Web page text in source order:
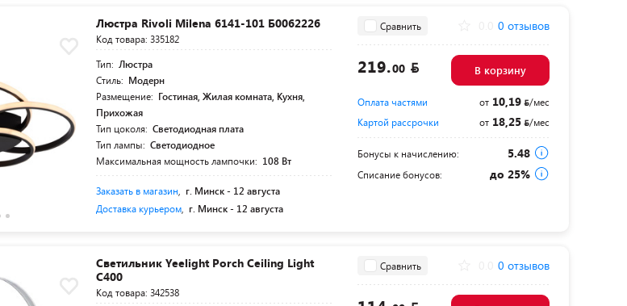
Люстра Rivoli Milena 6141-101 Б0062226
Код товара: 335182
Тип: Люстра
Стиль: Модерн
Размещение: Гостиная, Жилая комната, Кухня,
Прихожая
Тип цоколя: Светодиодная плата
Тип лампы: Светодиодное
Максимальная мощность лампочки: 108 Вт
Заказать в магазин г. Минск - 12 августа
Доставка курьером г. Минск - 12 августа
Сравнить 0 отзывов
219.00 В корзину
Оплата частями от10,19
/мес
Картой рассрочки
от18,25 /мес
Бонусы к начислению: 5.48
Списание бонусов: до 25%
Светильник Yeelight Porch Ceiling Light
C400
Код товара: 342538
Сравнить 0 отзывов